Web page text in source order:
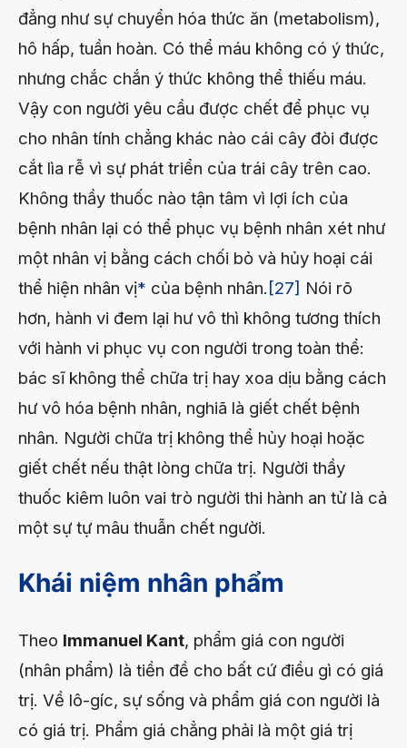
đẳng như sự chuyển hóa thức ăn (metabolism),
hô hấp, tuần hoàn. Có thể máu không có ý thức,
nhưng chắc chắn ý thức không thể thiếu máu.
Vậy con người yêu cầu được chết để phục vụ
cho nhân tính chẳng khác nào cái cây đòi được
cắt lìa rễ vì sự phát triển của trái cây trên cao.
Không thầy thuốc nào tận tâm vì lợi ích của
bệnh nhân lại có thể phục vụ bệnh nhân xét như
một nhân vị bằng cách chối bỏ và hủy hoại cái
thể hiện nhân vị* của bệnh nhân. [27] Nói rõ
hơn, hành vi đem lại hư vô thì không tương thích
với hành vi phục vụ con người trong toàn thể:
bác sĩ không thể chữa trị hay xoa dịu bằng cách
hư vô hóa bệnh nhân, nghiã là giết chết bệnh
nhân. Người chữa trị không thể hủy hoại hoặc
giết chết nếu thật lòng chữa trị. Người thầy
thuốc kiêm luôn vai trò người thi hành an tử là cả
một sự tự mâu thuẫn chết người.
Khái niệm nhân phẩm
Theo Immanuel Kant, phẩm giá con người
(nhân phẩm) là tiền đề cho bất cứ điều gì có giá
trị. Về lô-gíc, sự sống và phẩm giá con người là
có giá trị. Phẩm giá chẳng phải là một giá trị